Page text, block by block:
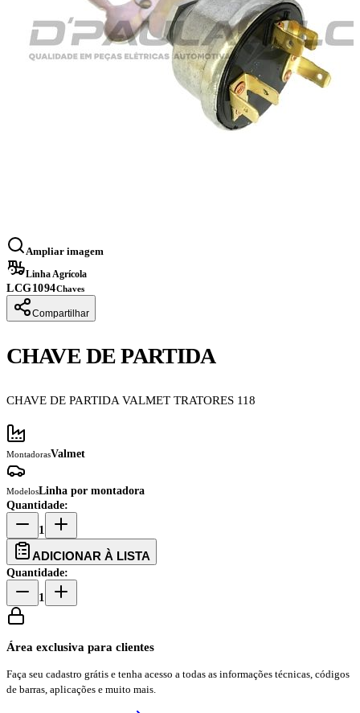
Ampliar imagem
Linha Agrícola
LCG1094Chaves
Compartilhar
CHAVE DE PARTIDA
CHAVE DE PARTIDA VALMET TRATORES 118
MontadorasValmet
ModelosLinha por montadora
Quantidade:
1
ADICIONAR À LISTA
Quantidade:
1
Área exclusiva para clientes
Faça seu cadastro grátis e tenha acesso a todas as informações técnicas, códigos
de barras, aplicações e muito mais.